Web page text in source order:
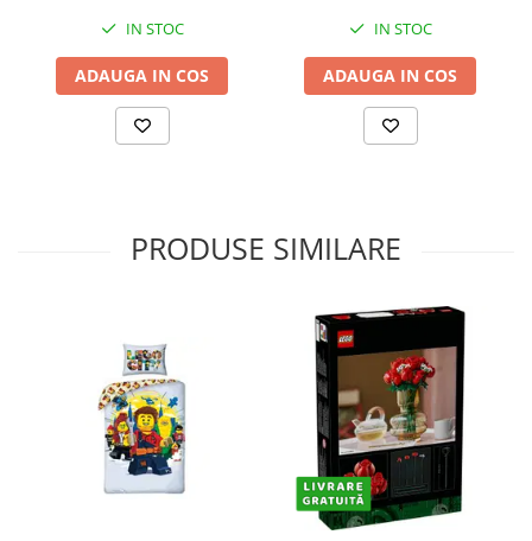
IN STOC
ADAUGA IN COS
IN STOC
ADAUGA IN COS
PRODUSE SIMILARE